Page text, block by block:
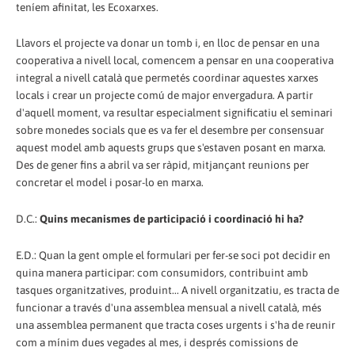
teníem afinitat, les Ecoxarxes.
Llavors el projecte va donar un tomb i, en lloc de pensar en una
cooperativa a nivell local, comencem a pensar en una cooperativa
integral a nivell català que permetés coordinar aquestes xarxes
locals i crear un projecte comú de major envergadura. A partir
d'aquell moment, va resultar especialment significatiu el seminari
sobre monedes socials que es va fer el desembre per consensuar
aquest model amb aquests grups que s'estaven posant en marxa.
Des de gener fins a abril va ser ràpid, mitjançant reunions per
concretar el model i posar-lo en marxa.
D.C.: Quins mecanismes de participació i coordinació hi ha?
E.D.: Quan la gent omple el formulari per fer-se soci pot decidir en
quina manera participar: com consumidors, contribuint amb
tasques organitzatives, produint... A nivell organitzatiu, es tracta de
funcionar a través d'una assemblea mensual a nivell català, més
una assemblea permanent que tracta coses urgents i s'ha de reunir
com a mínim dues vegades al mes, i després comissions de